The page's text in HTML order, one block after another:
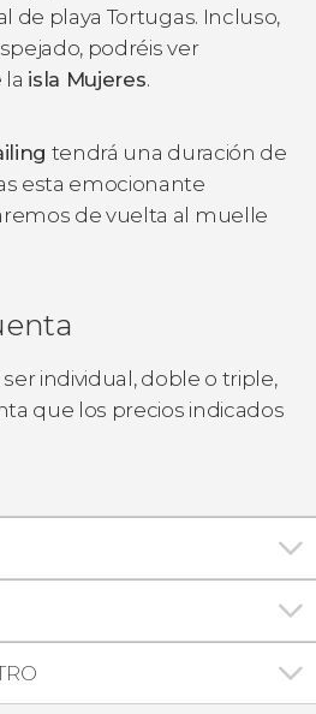
de playa Tortugas. Incluso,
podréis ver
isla Mujeres.
tendrá una duración de
esta emocionante
de vuelta al muelle
individual, doble o triple,
que los precios indicados